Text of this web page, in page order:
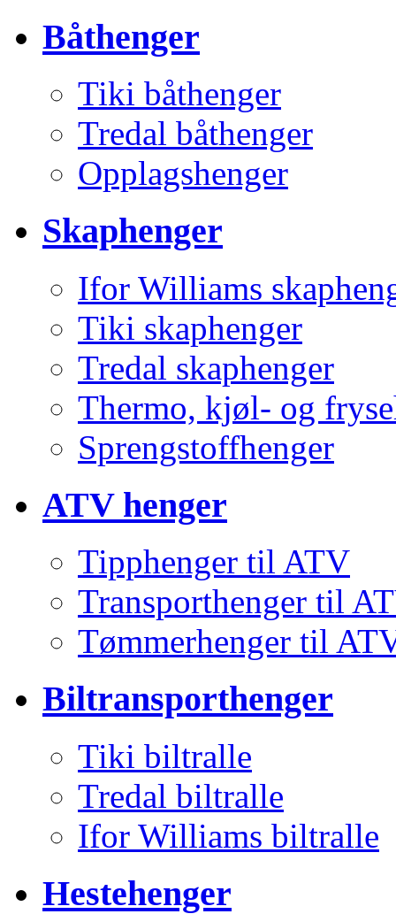
Båthenger
Tiki båthenger
Tredal båthenger
Opplagshenger
Skaphenger
Ifor Williams
Tiki skaphenger
Tredal skaphenger
Thermo, kjøl- og
Sprengstoffhenger
ATV henger
Tipphenger til ATV
Transporthenger til
Tømmerhenger til
Biltransporthenger
Tiki biltralle
Tredal biltralle
Ifor Williams biltralle
Hestehenger